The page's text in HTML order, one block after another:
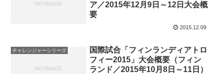
ア／2015年12月9日～12日大会概
要
2015.12.09
チャレンジャーシリーズ
国際試合「フィンランディアトロ
フィー2015」大会概要（フィン
ランド／2015年10月8日～11日）